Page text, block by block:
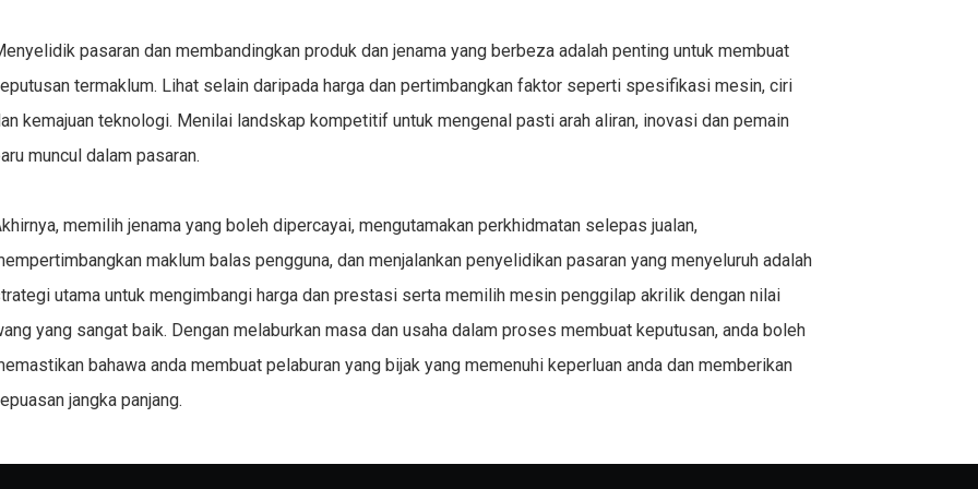
pasaran dan membandingkan produk dan jenama yang berbeza adalah penting untuk membuat
termaklum. Lihat selain daripada harga dan pertimbangkan faktor seperti spesifikasi mesin, ciri
kemajuan teknologi. Menilai landskap kompetitif untuk mengenal pasti arah aliran, inovasi dan pemain
muncul dalam pasaran.
memilih jenama yang boleh dipercayai, mengutamakan perkhidmatan selepas jualan,
maklum balas pengguna, dan menjalankan penyelidikan pasaran yang menyeluruh adalah
utama untuk mengimbangi harga dan prestasi serta memilih mesin penggilap akrilik dengan nilai
yang sangat baik. Dengan melaburkan masa dan usaha dalam proses membuat keputusan, anda boleh
bahawa anda membuat pelaburan yang bijak yang memenuhi keperluan anda dan memberikan
jangka panjang.